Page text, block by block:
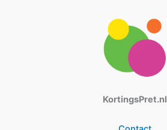
KortingsPret.nl